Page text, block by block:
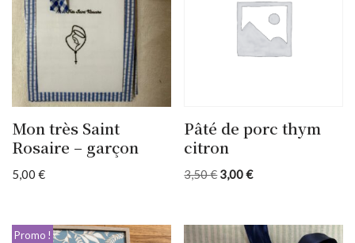
Mon très Saint
Rosaire – garçon
5,00 €
Pâté de porc thym
citron
3,50€ 3,00€
Promo !